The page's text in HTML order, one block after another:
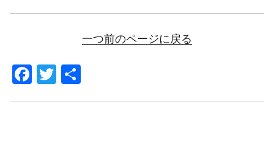
一つ前のページに戻る
F
T